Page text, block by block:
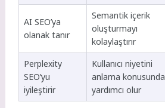
AI SEO’ya
olanak tanır
Semantik içerik
oluşturmayı
kolaylaştırır
Perplexity
SEO’yu
iyileştirir
Kullanıcı niyetini
anlama konusunda
yardımcı olur